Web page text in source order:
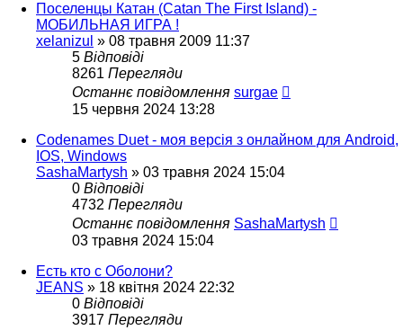
Поселенцы Катан (Catan The First Island) -
МОБИЛЬНАЯ ИГРА !
xelanizul » 08 травня 2009 11:37
5 Відповіді
8261 Перегляди
Останнє повідомлення surgae
15 червня 2024 13:28
Codenames Duet - моя версія з онлайном для Android,
IOS, Windows
SashaMartysh » 03 травня 2024 15:04
0 Відповіді
4732 Перегляди
Останнє повідомлення SashaMartysh
03 травня 2024 15:04
Есть кто с Оболони?
JEANS » 18 квітня 2024 22:32
0 Відповіді
3917 Перегляди